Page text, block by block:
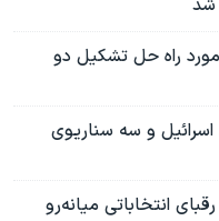
شد
مورد راه حل تشکیل دو
اسرائيل و سه سناريوی
انتخاباتی میانه‌رو